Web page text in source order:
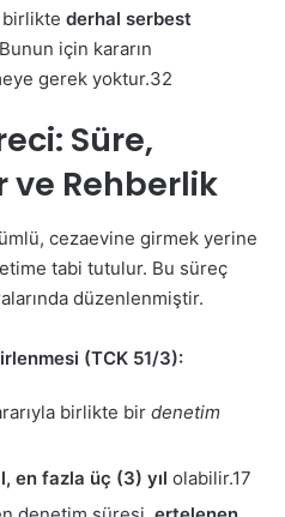
birlikte derhal serbest
Bunun için kararın
gerek yoktur.32
Süre,
Rehberlik
cezaevine girmek yerine
tabi tutulur. Bu süreç
düzenlenmiştir.
(TCK 51/3):
birlikte bir denetim
en fazla üç (3) yıl olabilir.17